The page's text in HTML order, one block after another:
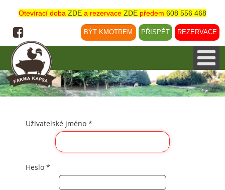
Otevírací doba ZDE a rezervace ZDE předem 608 556 468
REZERVACE
PŘISPĚT
BÝT KMOTREM
Uživatelské jméno*
Heslo*